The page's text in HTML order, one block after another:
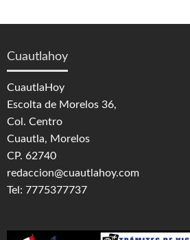
Cuautlahoy
CuautlaHoy
Escolta de Morelos 36,
Col. Centro
Cuautla, Morelos
CP. 62740
redaccion@cuautlahoy.com
Tel: 7775377737